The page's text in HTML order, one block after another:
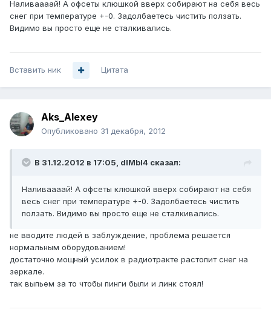
Наливаааай! А офсеты клюшкой вверх собирают на себя весь
снег при температуре +-0. Задолбаетесь чистить ползать.
Видимо вы просто еще не сталкивались.
Вставить ник Цитата
Aks_Alexey
Опубликовано 31 декабря, 2012
В 31.12.2012 в 17:05, dIMbI4 сказал:
Наливаааай! А офсеты клюшкой вверх собирают на себя
весь снег при температуре +-0. Задолбаетесь чистить
ползать. Видимо вы просто еще не сталкивались.
не вводите людей в заблуждение, проблема решается
нормальным оборудованием!
достаточно мощный усилок в радиотракте растопит снег на
зеркале.
так выпьем за то чтобы пинги были и линк стоял!